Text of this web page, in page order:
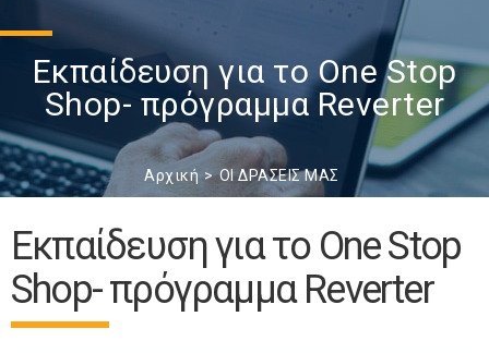
Εκπαίδευση για το One Stop
Shop- πρόγραμμα Reverter
Αρχική ΟΙ ΔΡΑΣΕΙΣ ΜΑΣ
Εκπαίδευση για το One Stop
Shop- πρόγραμμα Reverter